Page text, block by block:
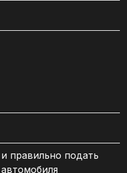
правильно подать